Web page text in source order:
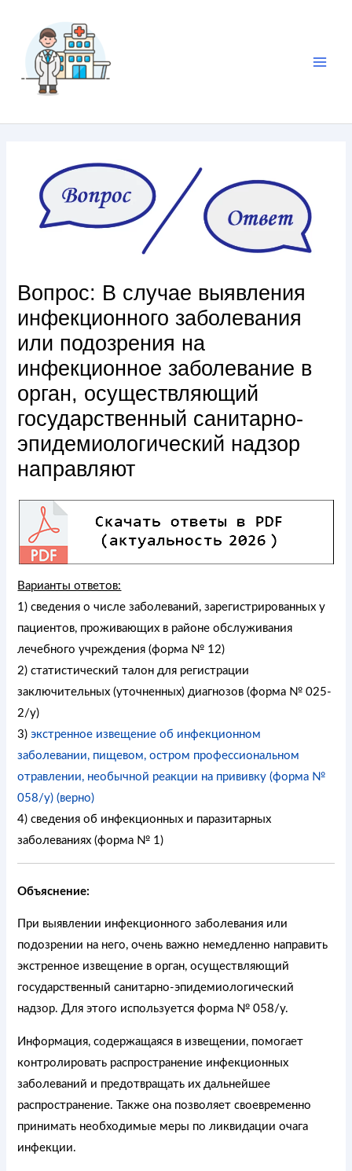
Вопрос: В случае выявления
инфекционного заболевания
или подозрения на
инфекционное заболевание в
орган, осуществляющий
государственный санитарно-
эпидемиологический надзор
направляют
Варианты ответов:
1) сведения о числе заболеваний, зарегистрированных у
пациентов, проживающих в районе обслуживания
лечебного учреждения (форма № 12)
2) статистический талон для регистрации
заключительных (уточненных) диагнозов (форма № 025-
2/у)
3)экстренное извещение об инфекционном
заболевании, пищевом, остром профессиональном
отравлении, необычной реакции на прививку (форма №
058/у) (верно)
4) сведения об инфекционных и паразитарных
заболеваниях (форма № 1)
Объяснение:
При выявлении инфекционного заболевания или
подозрении на него, очень важно немедленно направить
экстренное извещение в орган, осуществляющий
государственный санитарно-эпидемиологический
надзор. Для этого используется форма № 058/у.
Информация, содержащаяся в извещении, помогает
контролировать распространение инфекционных
заболеваний и предотвращать их дальнейшее
распространение. Также она позволяет своевременно
принимать необходимые меры по ликвидации очага
инфекции.